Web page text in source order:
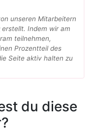
unseren Mitarbeitern
erstellt. Indem wir am
teilnehmen,
Prozentteil des
Seite aktiv halten zu
du diese